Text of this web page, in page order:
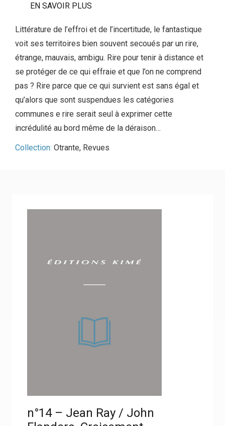
EN SAVOIR PLUS
Littérature de l’effroi et de l’incertitude, le fantastique
voit ses territoires bien souvent secoués par un rire,
étrange, mauvais, ambigu. Rire pour tenir à distance et
se protéger de ce qui effraie et que l’on ne comprend
pas ? Rire parce que ce qui survient est sans égal et
qu’alors que sont suspendues les catégories
communes e rire serait seul à exprimer cette
incrédulité au bord même de la déraison…
Collection: Otrante, Revues
n°14 – Jean Ray / John